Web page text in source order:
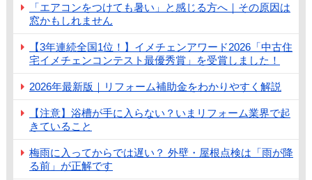
「エアコンをつけても暑い」と感じる方へ｜その原因は
窓かもしれません
【3年連続全国1位！】イメチェンアワード2026「中古住
宅イメチェンコンテスト最優秀賞」を受賞しました！
2026年最新版｜リフォーム補助金をわかりやすく解説
【注意】浴槽が手に入らない？いまリフォーム業界で起
きていること
梅雨に入ってからでは遅い？ 外壁・屋根点検は「雨が降
る前」が正解です